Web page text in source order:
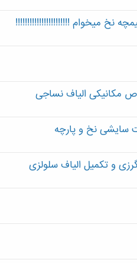
نخ میخوام !!!!!!!!!!!!!!!!!!!!!!!
مکانیکی الیاف نساجی
سایشی نخ و پارچه
و تکمیل الیاف سلولزی